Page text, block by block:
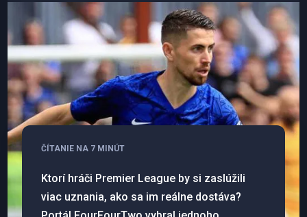
ČÍTANIE NA 7 MINÚT
Ktorí hráči Premier League by si zaslúžili
viac uznania, ako sa im reálne dostáva?